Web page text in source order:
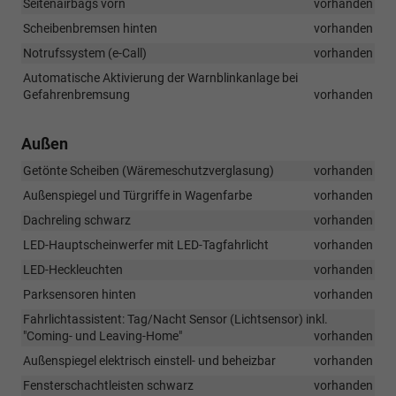
Seitenairbags vorn
vorhanden
Scheibenbremsen hinten
vorhanden
Notrufssystem (e-Call)
vorhanden
Automatische Aktivierung der Warnblinkanlage bei
Gefahrenbremsung
vorhanden
Außen
Getönte Scheiben (Wäremeschutzverglasung)
vorhanden
Außenspiegel und Türgriffe in Wagenfarbe
vorhanden
Dachreling schwarz
vorhanden
LED-Hauptscheinwerfer mit LED-Tagfahrlicht
vorhanden
LED-Heckleuchten
vorhanden
Parksensoren hinten
vorhanden
Fahrlichtassistent: Tag/Nacht Sensor (Lichtsensor) inkl.
"Coming- und Leaving-Home"
vorhanden
Außenspiegel elektrisch einstell- und beheizbar
vorhanden
Fensterschachtleisten schwarz
vorhanden